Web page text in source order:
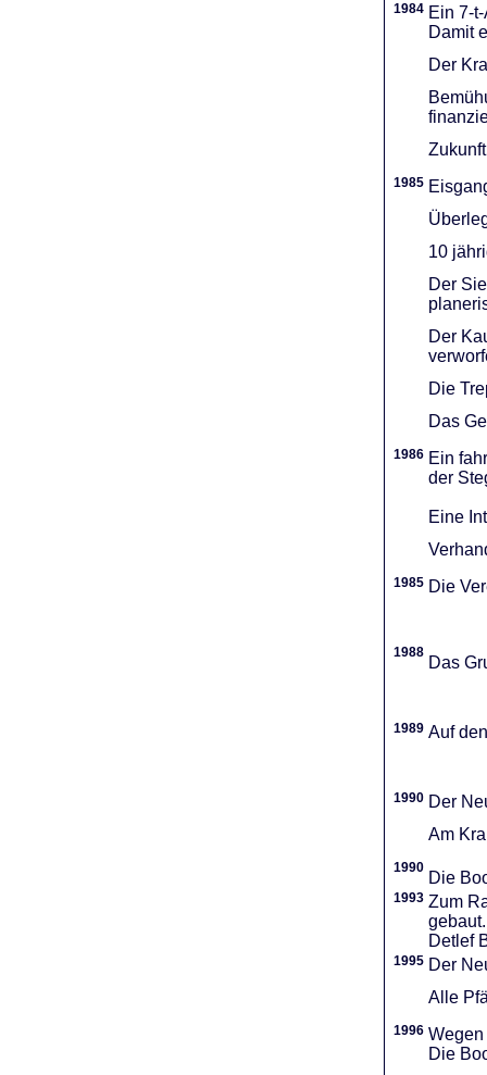
1984 Ein 7-
Damit
Der
1985
10
Der
Der
Die
Das
1986 Ein
der
Eine
1985 Die
1988
Das
1989 Auf
1990 Der
Am
1990
Die
1993 Zum
gebaut.
Detlef
1995 Der
Alle
1996
Die